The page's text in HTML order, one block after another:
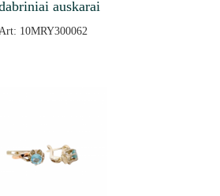
auskarai
10MRY300062